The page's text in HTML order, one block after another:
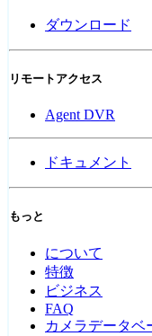
ダウンロード
リモートアクセス
Agent DVR
ドキュメント
もっと
について
特徴
ビジネス
FAQ
カメラデータベ